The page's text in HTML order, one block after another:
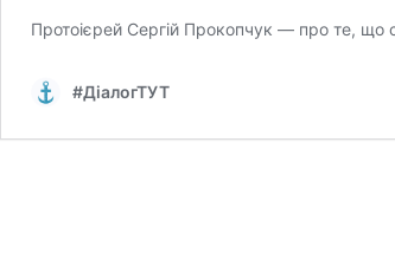
Протоієрей Сергій Прокопчук — про те, що
#ДіалогТУТ